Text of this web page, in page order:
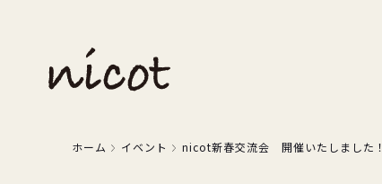
ホーム イベント nicot新春交流会 開催いたしました！